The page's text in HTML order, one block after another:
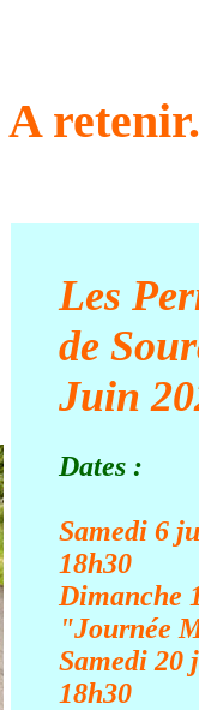
A
Les
de
Juin
Dates :
Samedi 6
18h30
Dimanche
"Journée
Samedi 20
18h30